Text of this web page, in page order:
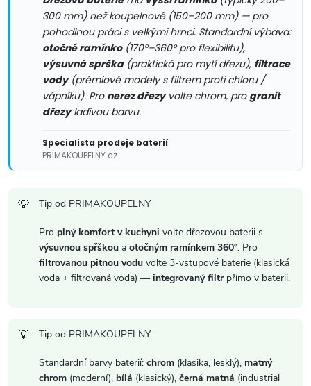
v
ý
300 mm) než koupelnové (150–200 mm) — pro
pohodlnou práci s velkými hrnci. Standardní výbava:
otočné ramínko(170°–360° pro flexibilitu),
výsuvná sprška(praktická pro mytí dřezu), filtrace
vody(prémiové modely s filtrem proti chloru /
vápníku). Pro nerez dřezyvolte chrom, pro granit
dřezyladivou barvu.
Specialista prodeje baterií
PRIMAKOUPELNY.cz
Tip od PRIMAKOUPELNY
Pro plný komfort v kuchyni volte dřezovou baterii s
výsuvnou spřškou a otočným ramínkem 360°. Pro
filtrovanou pitnou vodu volte 3-vstupové baterie (klasická
voda + filtrovaná voda) — integrovaný filtrpřímo v baterii.
Tip od PRIMAKOUPELNY
Standardní barvy baterií: chrom (klasika, lesklý), matný
chrom (moderní), bílá (klasický), černá matná (industrial